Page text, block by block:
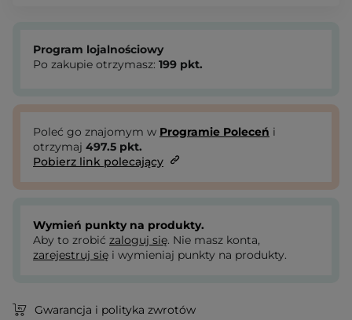
Program lojalnościowy
Po zakupie otrzymasz: 199 pkt.
Poleć go znajomym w Programie Poleceń i
otrzymaj 497.5 pkt.
Pobierz link polecający
Wymień punkty na produkty.
Aby to zrobić zaloguj się. Nie masz konta,
zarejestruj się i wymieniaj punkty na produkty.
Gwarancja i polityka zwrotów